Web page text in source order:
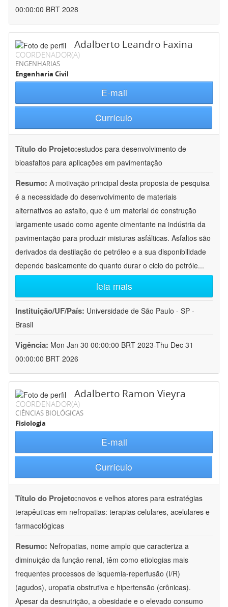
00:00:00 BRT 2028
Adalberto Leandro Faxina
COORDENADOR(A)
ENGENHARIAS
Engenharia Civil
E-mail
Currículo
Título do Projeto:estudos para desenvolvimento de
bioasfaltos para aplicações em pavimentação
Resumo: A motivação principal desta proposta de pesquisa
é a necessidade do desenvolvimento de materiais
alternativos ao asfalto, que é um material de construção
largamente usado como agente cimentante na indústria da
pavimentação para produzir misturas asfálticas. Asfaltos são
derivados da destilação do petróleo e a sua disponibilidade
depende basicamente do quanto durar o ciclo do petróle...
leia mais
Instituição/UF/País: Universidade de São Paulo - SP -
Brasil
Vigência: Mon Jan 30 00:00:00 BRT 2023-Thu Dec 31
00:00:00 BRT 2026
Adalberto Ramon Vieyra
COORDENADOR(A)
CIÊNCIAS BIOLÓGICAS
Fisiologia
E-mail
Currículo
Título do Projeto:novos e velhos atores para estratégias
terapêuticas em nefropatias: terapias celulares, acelulares e
farmacológicas
Resumo: Nefropatias, nome amplo que caracteriza a
diminuição da função renal, têm como etiologias mais
frequentes processos de isquemia-reperfusão (I/R)
(agudos), uropatia obstrutiva e hipertensão (crônicas).
Apesar da desnutrição, a obesidade e o elevado consumo